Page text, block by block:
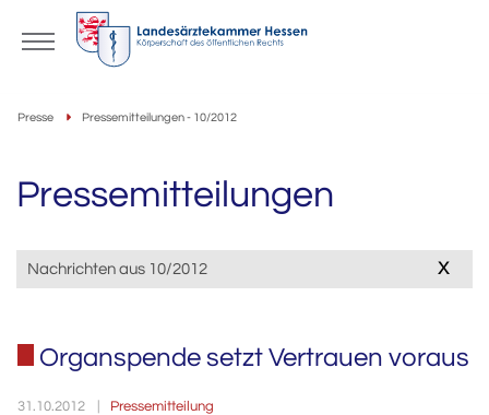
Presse Pressemitteilungen - 10/2012
Pressemitteilungen
Nachrichten aus 10/2012 x
Organspende setzt Vertrauen voraus
31.10.2012 Pressemitteilung